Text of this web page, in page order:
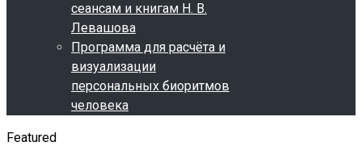
сеансам и книгам Н. В.
Левашова
Программа для расчёта и
визуализации
персональных биоритмов
человека
Featured